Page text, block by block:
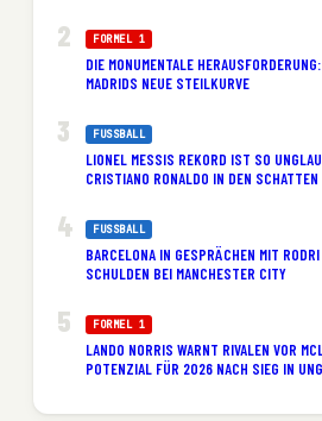
FORMEL 1
DIE MONUMENTALE
MADRIDS NEUE STEILKURVE
FUSSBALL
LIONEL MESSIS REKORD IST SO
CRISTIANO RONALDO IN DEN
FUSSBALL
BARCELONA IN GESPRÄCHEN MIT
SCHULDEN BEI MANCHESTER CITY
FORMEL 1
LANDO NORRIS WARNT RIVALEN VOR
POTENZIAL FÜR 2026 NACH SIEG IN